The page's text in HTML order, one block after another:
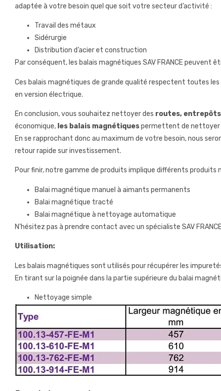
adaptée à votre besoin quel que soit votre secteur d’activité :
Travail des métaux
Sidérurgie
Distribution d’acier et construction
Par conséquent, les balais magnétiques SAV FRANCE peuvent
Ces balais magnétiques de grande qualité respectent toutes
en version électrique.
En conclusion, vous souhaitez nettoyer des routes,
économique, les balais magnétiquespermettent de nettoyer
En se rapprochant donc au maximum de votre besoin, nous
retour rapide sur investissement.
Pour finir, notre gamme de produits implique différents produits
Balai magnétique manuel à aimants permanents
Balai magnétique tracté
Balai magnétique à nettoyage automatique
N’hésitez pas à prendre contact avec un spécialiste SAV
Utilisation:
Les balais magnétiques sont utilisés pour récupérer les
En tirant sur la poignée dans la partie supérieure du balai
Nettoyage simple